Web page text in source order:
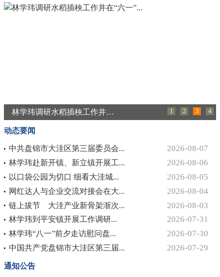
林学玮调研水稻插秧工作并在“六一”... 1 2 3 4
动态要闻
中共盘锦市大洼区第三届委员会... 2026-08-07
林学玮赴新开镇、新立镇开展工... 2026-08-06
以口袋公园为切口 细看大洼城... 2026-08-05
网红达人与企业交流对接会在大... 2026-08-04
链上拔节 大洼产业新骨架渐次... 2026-08-03
林学玮到平安镇开展工作调研... 2026-07-31
林学玮“八一”前夕走访慰问盘... 2026-07-30
中国共产党盘锦市大洼区第三届... 2026-07-29
通知公告